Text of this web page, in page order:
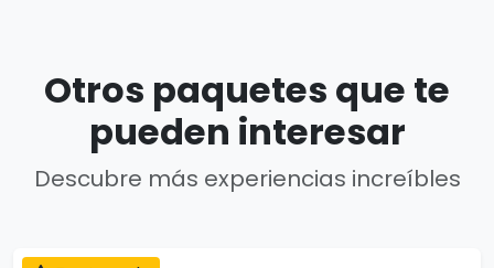
Otros paquetes que te
pueden interesar
Descubre más experiencias increíbles